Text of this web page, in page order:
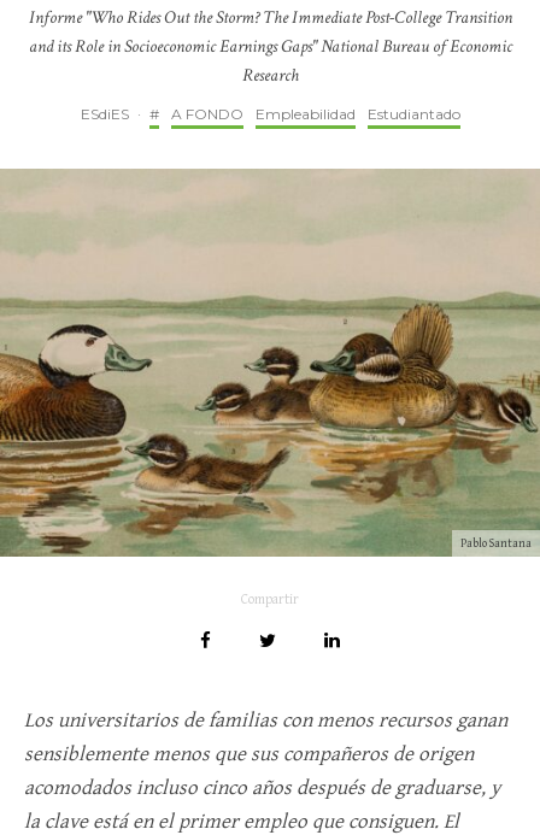
Informe "Who Rides Out the Storm? The Immediate Post-College Transition
and its Role in Socioeconomic Earnings Gaps" National Bureau of Economic
Research
ESdiES · # A FONDO Empleabilidad Estudiantado
Pablo Santana
Compartir
Los universitarios de familias con menos recursos ganan
sensiblemente menos que sus compañeros de origen
acomodados incluso cinco años después de graduarse, y
la clave está en el primer empleo que consiguen. El